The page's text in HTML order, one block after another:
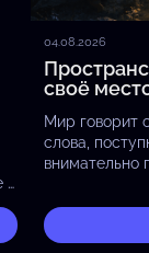
и
04.08.2026
своё
Мир говорит
слова,
внимательно
отражают
принося…